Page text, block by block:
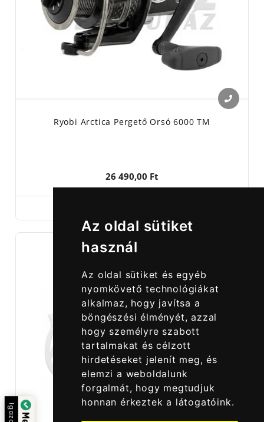
Az oldal sütiket
használ
Az oldal sütiket és egyéb
nyomkövető technológiákat
alkalmaz, hogy javítsa a
böngészési élményét, azzal
hogy személyre szabott
tartalmakat és célzott
hirdetéseket jelenít meg, és
elemzi a weboldalunk
forgalmát, hogy megtudjuk
honnan érkeztek a látogatóink.
Ryobi Arctica Pergető Orsó 6000 TM
26 490,00 Ft